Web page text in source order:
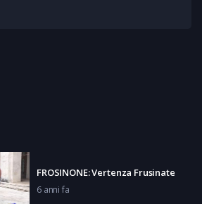
Governo sul settore della
FROSINONE: Vertenza Frusinate
6 anni fa